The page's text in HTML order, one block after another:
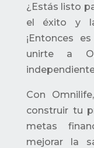
¿Estás listo
el éxito y la
¡Entonces
unirte a
Con
construir tu
metas
mejorar la